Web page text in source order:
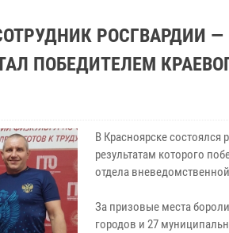
РОСГВАРДИИ
ПОБЕДИТЕЛЕМ
В Красноярске состоялся
результатам которого
отдела
За призовые места
городов и 27